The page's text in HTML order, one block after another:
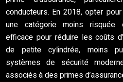
conducteurs. En 2018, opter
une catégorie moins risquée
efficace pour réduire les coûts
de petite cylindrée, moins
systèmes de sécurité
associés à des primes